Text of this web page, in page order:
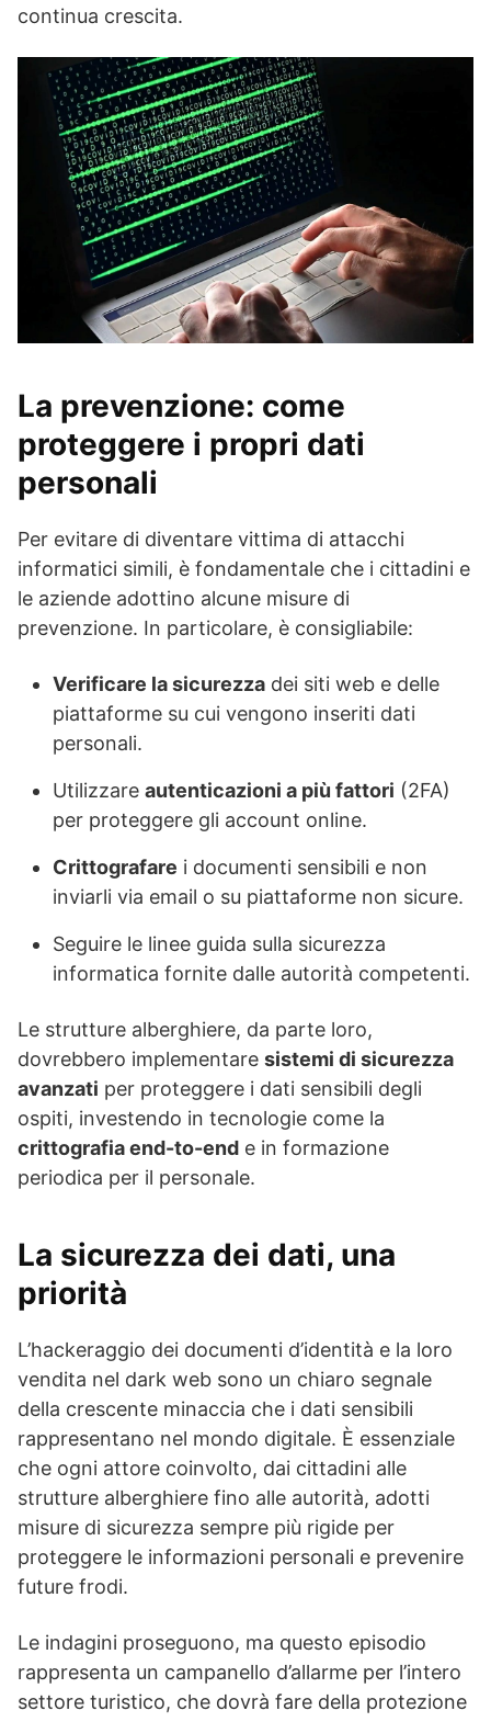
continua crescita.
La prevenzione: come
proteggere i propri dati
personali
Per evitare di diventare vittima di attacchi
informatici simili, è fondamentale che i cittadini e
le aziende adottino alcune misure di
prevenzione. In particolare, è consigliabile:
Verificare la sicurezza dei siti web e delle
piattaforme su cui vengono inseriti dati
personali.
Utilizzare autenticazioni a più fattori (2FA)
per proteggere gli account online.
Crittografare i documenti sensibili e non
inviarli via email o su piattaforme non sicure.
Seguire le linee guida sulla sicurezza
informatica fornite dalle autorità competenti.
Le strutture alberghiere, da parte loro,
dovrebbero implementare sistemi di sicurezza
avanzati per proteggere i dati sensibili degli
ospiti, investendo in tecnologie come la
crittografia end-to-end e in formazione
periodica per il personale.
La sicurezza dei dati, una
priorità
L’hackeraggio dei documenti d’identità e la loro
vendita nel dark web sono un chiaro segnale
della crescente minaccia che i dati sensibili
rappresentano nel mondo digitale. È essenziale
che ogni attore coinvolto, dai cittadini alle
strutture alberghiere fino alle autorità, adotti
misure di sicurezza sempre più rigide per
proteggere le informazioni personali e prevenire
future frodi.
Le indagini proseguono, ma questo episodio
rappresenta un campanello d’allarme per l’intero
settore turistico, che dovrà fare della protezione